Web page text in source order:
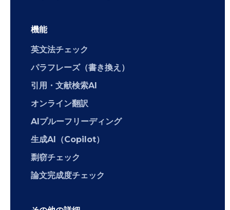
機能
英文法チェック
パラフレーズ（書き換え）
引用・文献検索AI
オンライン翻訳
AIプルーフリーディング
生成AI（Copilot）
剽窃チェック
論文完成度チェック